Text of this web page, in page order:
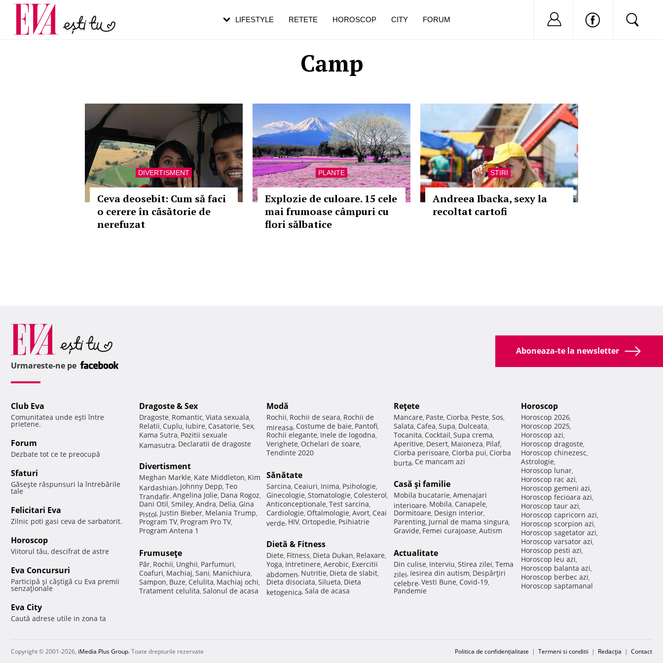
Camp
DIVERTISMENT
Ceva deosebit: Cum să faci
o cerere în căsătorie de
nerefuzat
PLANTE
Explozie de culoare. 15 cele
mai frumoase câmpuri cu
flori sălbatice
STIRI
Andreea Ibacka, sexy la
recoltat cartofi
LIFESTYLE RETETE HOROSCOP CITY FORUM Nu ai cont?
Carieră
Actualitate
pe măsură ce înaintezi în vârstă
de dureroasă este investigația
Aboneaza-te la newsletter
Urmareste-ne pe
Club Eva
Comunitatea unde eşti între
prietene.
Forum
Dezbate tot ce te preocupă
Sfaturi
Găseşte răspunsuri la întrebările
tale
Felicitari Eva
Zilnic poti gasi ceva de sarbatorit.
Horoscop
Viitorul tău, descifrat de astre
Eva Concursuri
Participă şi câştigă cu Eva premii
senzaţionale
Eva City
Caută adrese utile in zona ta
Dragoste & Sex
Dragoste, Romantic, Viata sexuala,
Relatii, Cuplu, Iubire, Casatorie, Sex,
Kama Sutra, Pozitii sexuale
Kamasutra, Declaratii de dragoste
Divertisment
Meghan Markle, Kate Middleton, Kim
Kardashian, Johnny Depp, Teo
Trandafir, Angelina Jolie, Dana Rogoz,
Dani Otil, Smiley, Andra, Delia, Gina
Pistol, Justin Bieber, Melania Trump,
Program TV, Program Pro TV,
Program Antena 1
Frumuseţe
Păr, Rochii, Unghii, Parfumuri,
Coafuri, Machiaj, Sani, Manichiura,
Sampon, Buze, Celulita, Machiaj ochi,
Tratament celulita, Salonul de acasa
Modă
Rochii, Rochii de seara, Rochii de
mireasa, Costume de baie, Pantofi,
Rochii elegante, Inele de logodna,
Verighete, Ochelari de soare,
Tendinte 2020
Sănătate
Sarcina, Ceaiuri, Inima, Psihologie,
Ginecologie, Stomatologie, Colesterol,
Anticonceptionale, Test sarcina,
Cardiologie, Oftalmologie, Avort, Ceai
verde, HIV, Ortopedie, Psihiatrie
Dietă & Fitness
Diete, Fitness, Dieta Dukan, Relaxare,
Yoga, Intretinere, Aerobic, Exercitii
abdomen, Nutritie, Dieta de slabit,
Dieta disociata, Silueta, Dieta
ketogenica, Sala de acasa
Reţete
Mancare, Paste, Ciorba, Peste, Sos,
Salata, Cafea, Supa, Dulceata,
Tocanita, Cocktail, Supa crema,
Aperitive, Desert, Maioneza, Pilaf,
Ciorba perisoare, Ciorba pui, Ciorba
burta, Ce mancam azi
Casă şi familie
Mobila bucatarie, Amenajari
interioare, Mobila, Canapele,
Dormitoare, Design interior,
Parenting, Jurnal de mama singura,
Gravide, Femei curajoase, Autism
Actualitate
Din culise, Interviu, Stirea zilei, Tema
zilei, Iesirea din autism, Despărţiri
celebre, Vesti Bune, Covid-19,
Pandemie
Horoscop
Horoscop 2026,
Horoscop 2025,
Horoscop azi,
Horoscop dragoste,
Horoscop chinezesc,
Astrologie,
Horoscop lunar,
Horoscop rac azi,
Horoscop gemeni azi,
Horoscop fecioara azi,
Horoscop taur azi,
Horoscop capricorn azi,
Horoscop scorpion azi,
Horoscop sagetator azi,
Horoscop varsator azi,
Horoscop pesti azi,
Horoscop leu azi,
Horoscop balanta azi,
Horoscop berbec azi,
Horoscop saptamanal
Copyright © 2001-2026, iMedia Plus Group. Toate drepturile rezervate Politica de confidențialitate | Termeni si conditii | Redacţia | Contact